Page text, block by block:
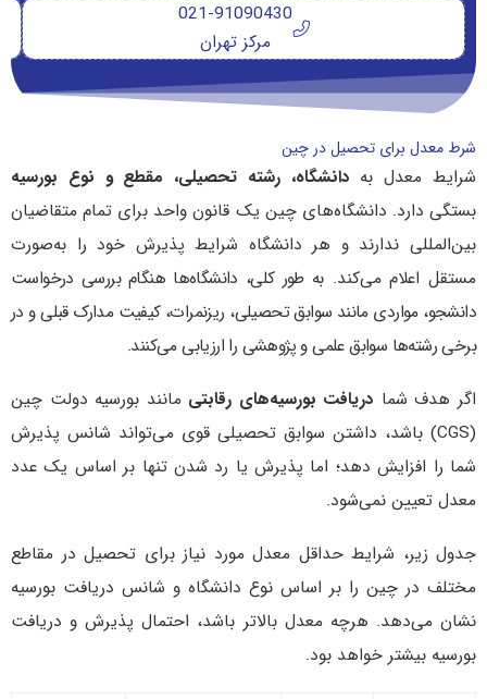
021-91090430
مرکز تهران
شرط معدل برای تحصیل در چین
شرایط معدل به دانشگاه، رشته تحصیلی، مقطع و نوع بورسیه
بستگی دارد. دانشگاه‌های چین یک قانون واحد برای تمام متقاضیان
بین‌المللی ندارند و هر دانشگاه شرایط پذیرش خود را به‌صورت
مستقل اعلام می‌کند.به طور کلی، دانشگاه‌ها هنگام بررسی درخواست
دانشجو، مواردی مانند سوابق تحصیلی، ریزنمرات، کیفیت مدارک قبلی و در
برخی رشته‌ها سوابق علمی و پژوهشی را ارزیابی می‌کنند.
اگر هدف شما دریافت بورسیه‌های رقابتی مانند بورسیه دولت چین
(CGS) باشد، داشتن سوابق تحصیلی قوی می‌تواند شانس پذیرش
شما را افزایش دهد؛ اما پذیرش یا رد شدن تنها بر اساس یک عدد
معدل تعیین نمی‌شود.
جدول زیر، شرایط حداقل معدل مورد نیاز برای تحصیل در مقاطع
مختلف در چین را بر اساس نوع دانشگاه و شانس دریافت بورسیه
نشان می‌دهد. هرچه معدل بالاتر باشد، احتمال پذیرش و دریافت
بورسیه بیشتر خواهد بود.